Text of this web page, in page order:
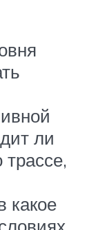
ли
какое